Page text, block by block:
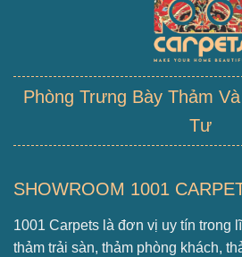
Phòng Trưng Bày Thảm
Tư
SHOWROOM 1001
1001 Carpets là đơn vị uy tín trong
thảm trải sàn, thảm phòng khách,